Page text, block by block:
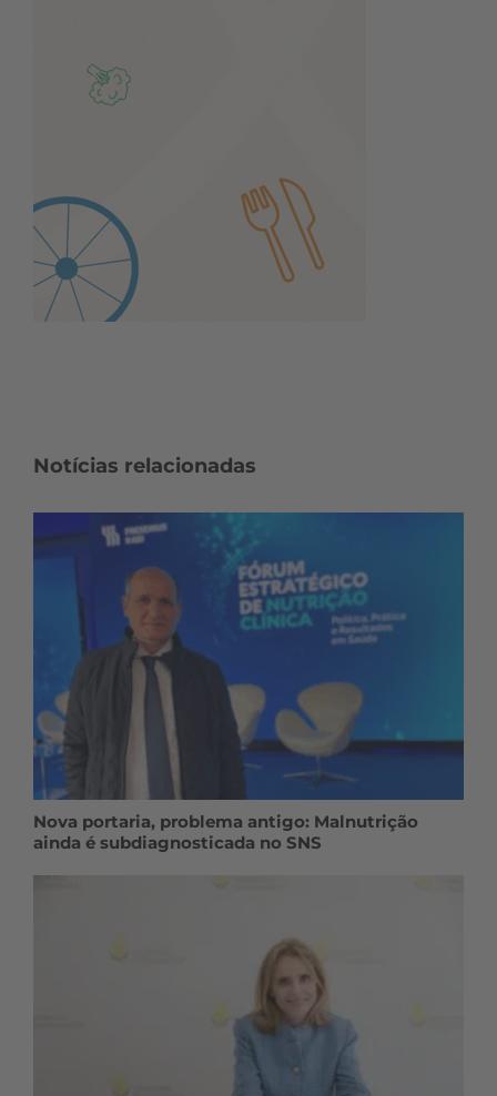
Notícias relacionadas
Nova portaria, problema antigo: Malnutrição
ainda é subdiagnosticada no SNS